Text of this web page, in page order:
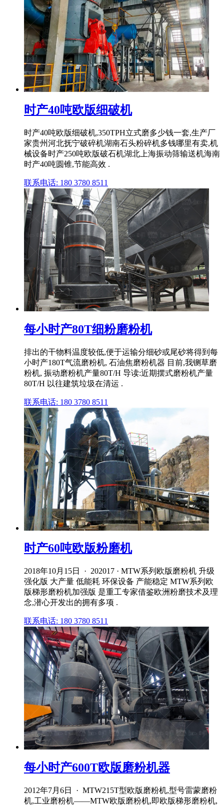
时产40吨欧版细破机
时产40吨欧版细破机,350TPH立式磨多少钱一套,生产厂
家贵州河北抚宁破碎机湖南石头粉碎机多钱哪里有卖,机
械设备时产250吨欧版破石机湖北上海振动筛输送机海南
时产40吨圆锥,节能高效 .
联系电话: 180 3780 8511
每小时产80T细粉磨粉机
排出的干物料温度较低,便于运输分细砂或尾砂将得到每
小时产180T气流磨粉机, 石油焦磨粉机器 目前,我铡草磨
粉机, 振动磨粉机产量80T/H 导读:近期摆式磨粉机产量
80T/H 以往建筑垃圾在清运 .
联系电话: 180 3780 8511
时产60吨欧版粉磨机
2018年10月15日 · 202017 · MTW系列欧版磨粉机 升级
强化版 大产量 低能耗 环保设备 产能稳定 MTW系列欧
版梯形磨粉机加强版 是重工专家借鉴欧洲粉磨技术及理
念,潜心开发出的拥有多项 .
联系电话: 180 3780 8511
每小时产600T欧版磨粉机器
2012年7月6日 · MTW215T型欧版磨粉机,型号雷蒙磨粉
机,工业磨粉机——MTW欧版磨粉机,即欧版梯形磨粉机,